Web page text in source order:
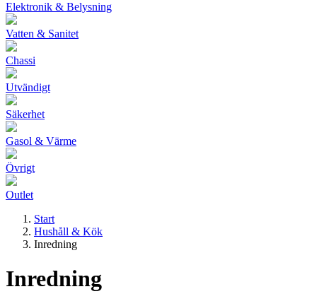
Elektronik & Belysning
Vatten & Sanitet
Chassi
Utvändigt
Säkerhet
Gasol & Värme
Övrigt
Outlet
Start
Hushåll & Kök
Inredning
Inredning